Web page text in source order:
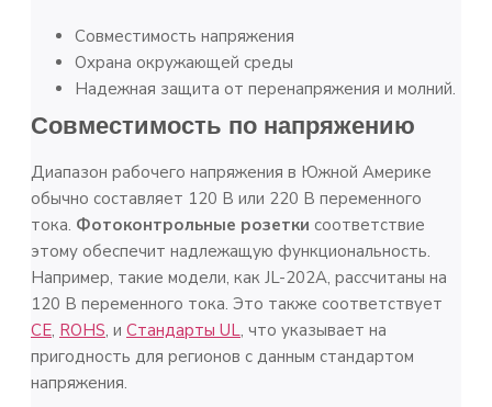
Совместимость напряжения
Охрана окружающей среды
Надежная защита от перенапряжения и молний.
Совместимость по напряжению
Диапазон рабочего напряжения в Южной Америке
обычно составляет 120 В или 220 В переменного
тока. Фотоконтрольные розетки соответствие
этому обеспечит надлежащую функциональность.
Например, такие модели, как JL-202A, рассчитаны на
120 В переменного тока. Это также соответствует
СЕ, ROHS, и Стандарты UL, что указывает на
пригодность для регионов с данным стандартом
напряжения.